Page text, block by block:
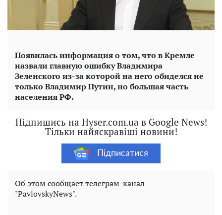
Появилась информация о том, что в Кремле
назвали главную ошибку Владимира
Зеленского из-за которой на него обиделся не
только Владимир Путин, но большая часть
населения РФ.
Підпишись на Hyser.com.ua в Google News!
Тільки найяскравіші новини!
Підписатися
Об этом сообщает телеграм-канал
"PavlovskyNews".